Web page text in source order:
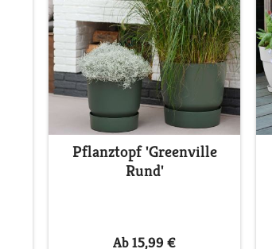
Pflanztopf 'Greenville
Rund'
Ab 15,99 €